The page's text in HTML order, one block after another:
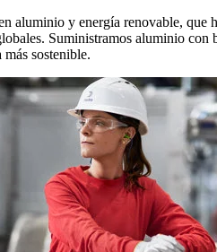
aluminio y energía renovable, que
Suministramos aluminio
sostenible.